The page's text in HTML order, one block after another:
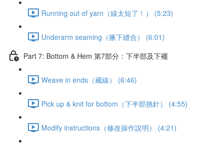
Running out of yarn（線太短了！） (5:23)
Underarm seaming（腋下縫合） (6:01)
Part 7: Bottom & Hem 第7部分：下半部及下襬
Weave in ends（藏線） (6:46)
Pick up & knit for bottom（下半部挑針） (4:55)
Modify instructions（修改操作說明） (4:21)